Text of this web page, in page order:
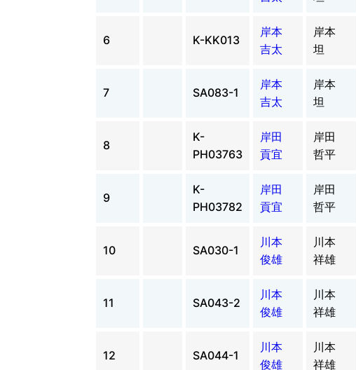
6 K-KK013
岸本
吉太
岸本
坦
7 SA083-1
岸本
吉太
岸本
坦
8
K-
PH03763
岸田
貢宜
岸田
哲平
9
K-
PH03782
岸田
貢宜
岸田
哲平
10 SA030-1
川本
俊雄
川本
祥雄
11 SA043-2
川本
俊雄
川本
祥雄
12 SA044-1
川本
俊雄
川本
祥雄